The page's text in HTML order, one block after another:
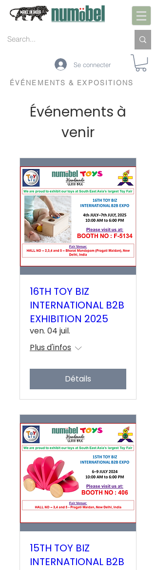
Se connecter
ÉVÉNEMENTS & EXPOSITIONS
Événements à
venir
16TH TOY BIZ
INTERNATIONAL B2B
EXHIBITION 2025
ven. 04 juil.
Plus d'infos
Détails
15TH TOY BIZ
INTERNATIONAL B2B